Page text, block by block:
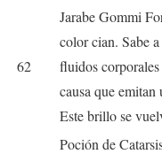
62
Jarabe Gommi
color cian. Sabe
fluidos
causa que
Este brillo se
Poción de